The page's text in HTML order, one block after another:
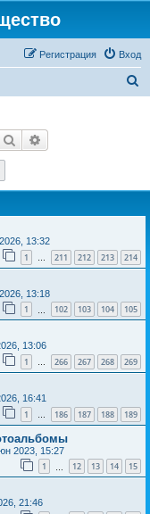
Вход
Регистрация
Поиск
13:32
1 … 211 212 213 214
13:18
1 102 103 104 105
13:06
1 … 266 267 268 269
16:41
1 … 186 187 188 189
2023, 15:27
1 12 13 14 15
21:46